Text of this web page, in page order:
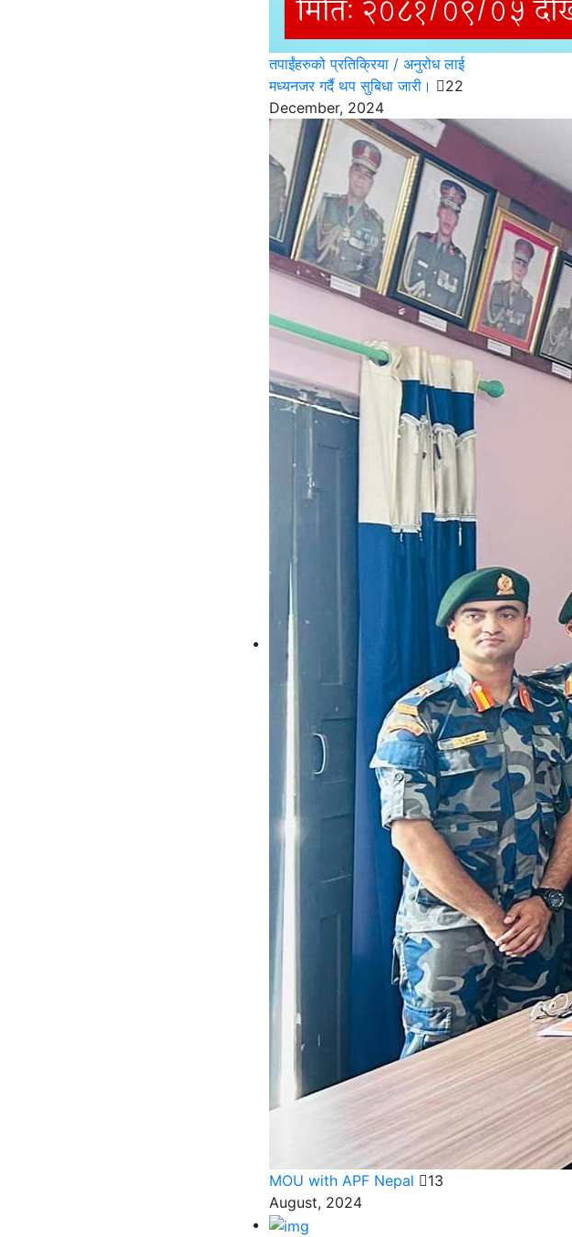
तपाईंहरुको प्रतिक्रिया / अनुरोध लाई
मध्यनजर गर्दै थप सुबिधा जारी।
22
December, 2024
MOU with APF Nepal
13
August, 2024